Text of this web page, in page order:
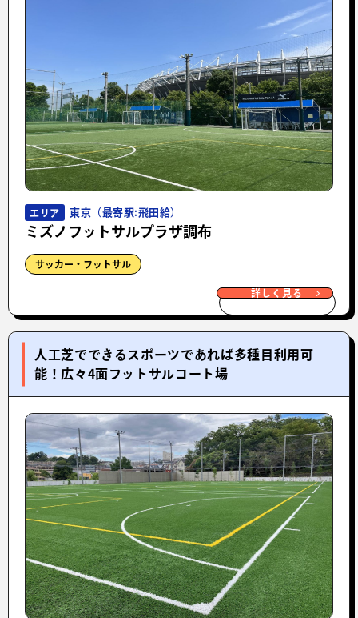
エリア 東京（最寄駅:飛田給）
ミズノフットサルプラザ調布
サッカー・フットサル
詳しく見る
人工芝でできるスポーツであれば多種目利用可
能！広々4面フットサルコート場